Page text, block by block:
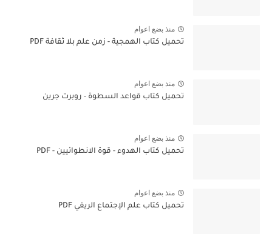
منذ بضع اعوام
تحميل كتاب الهمجية - زمن علم بلا ثقافة PDF
منذ بضع اعوام
تحميل كتاب قواعد السطوة - روبرت جرين
منذ بضع اعوام
تحميل كتاب الهدوء - قوة الانطوائيين - PDF
منذ بضع اعوام
تحميل كتاب علم الإجتماع الريفي PDF